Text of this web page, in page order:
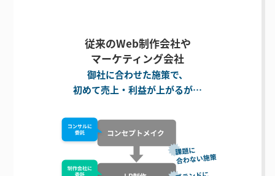
従来のWeb制作会社や
マーケティング会社
御社に合わせた施策で、
初めて売上・利益が上がるが…